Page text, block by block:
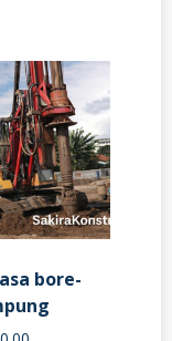
bore-